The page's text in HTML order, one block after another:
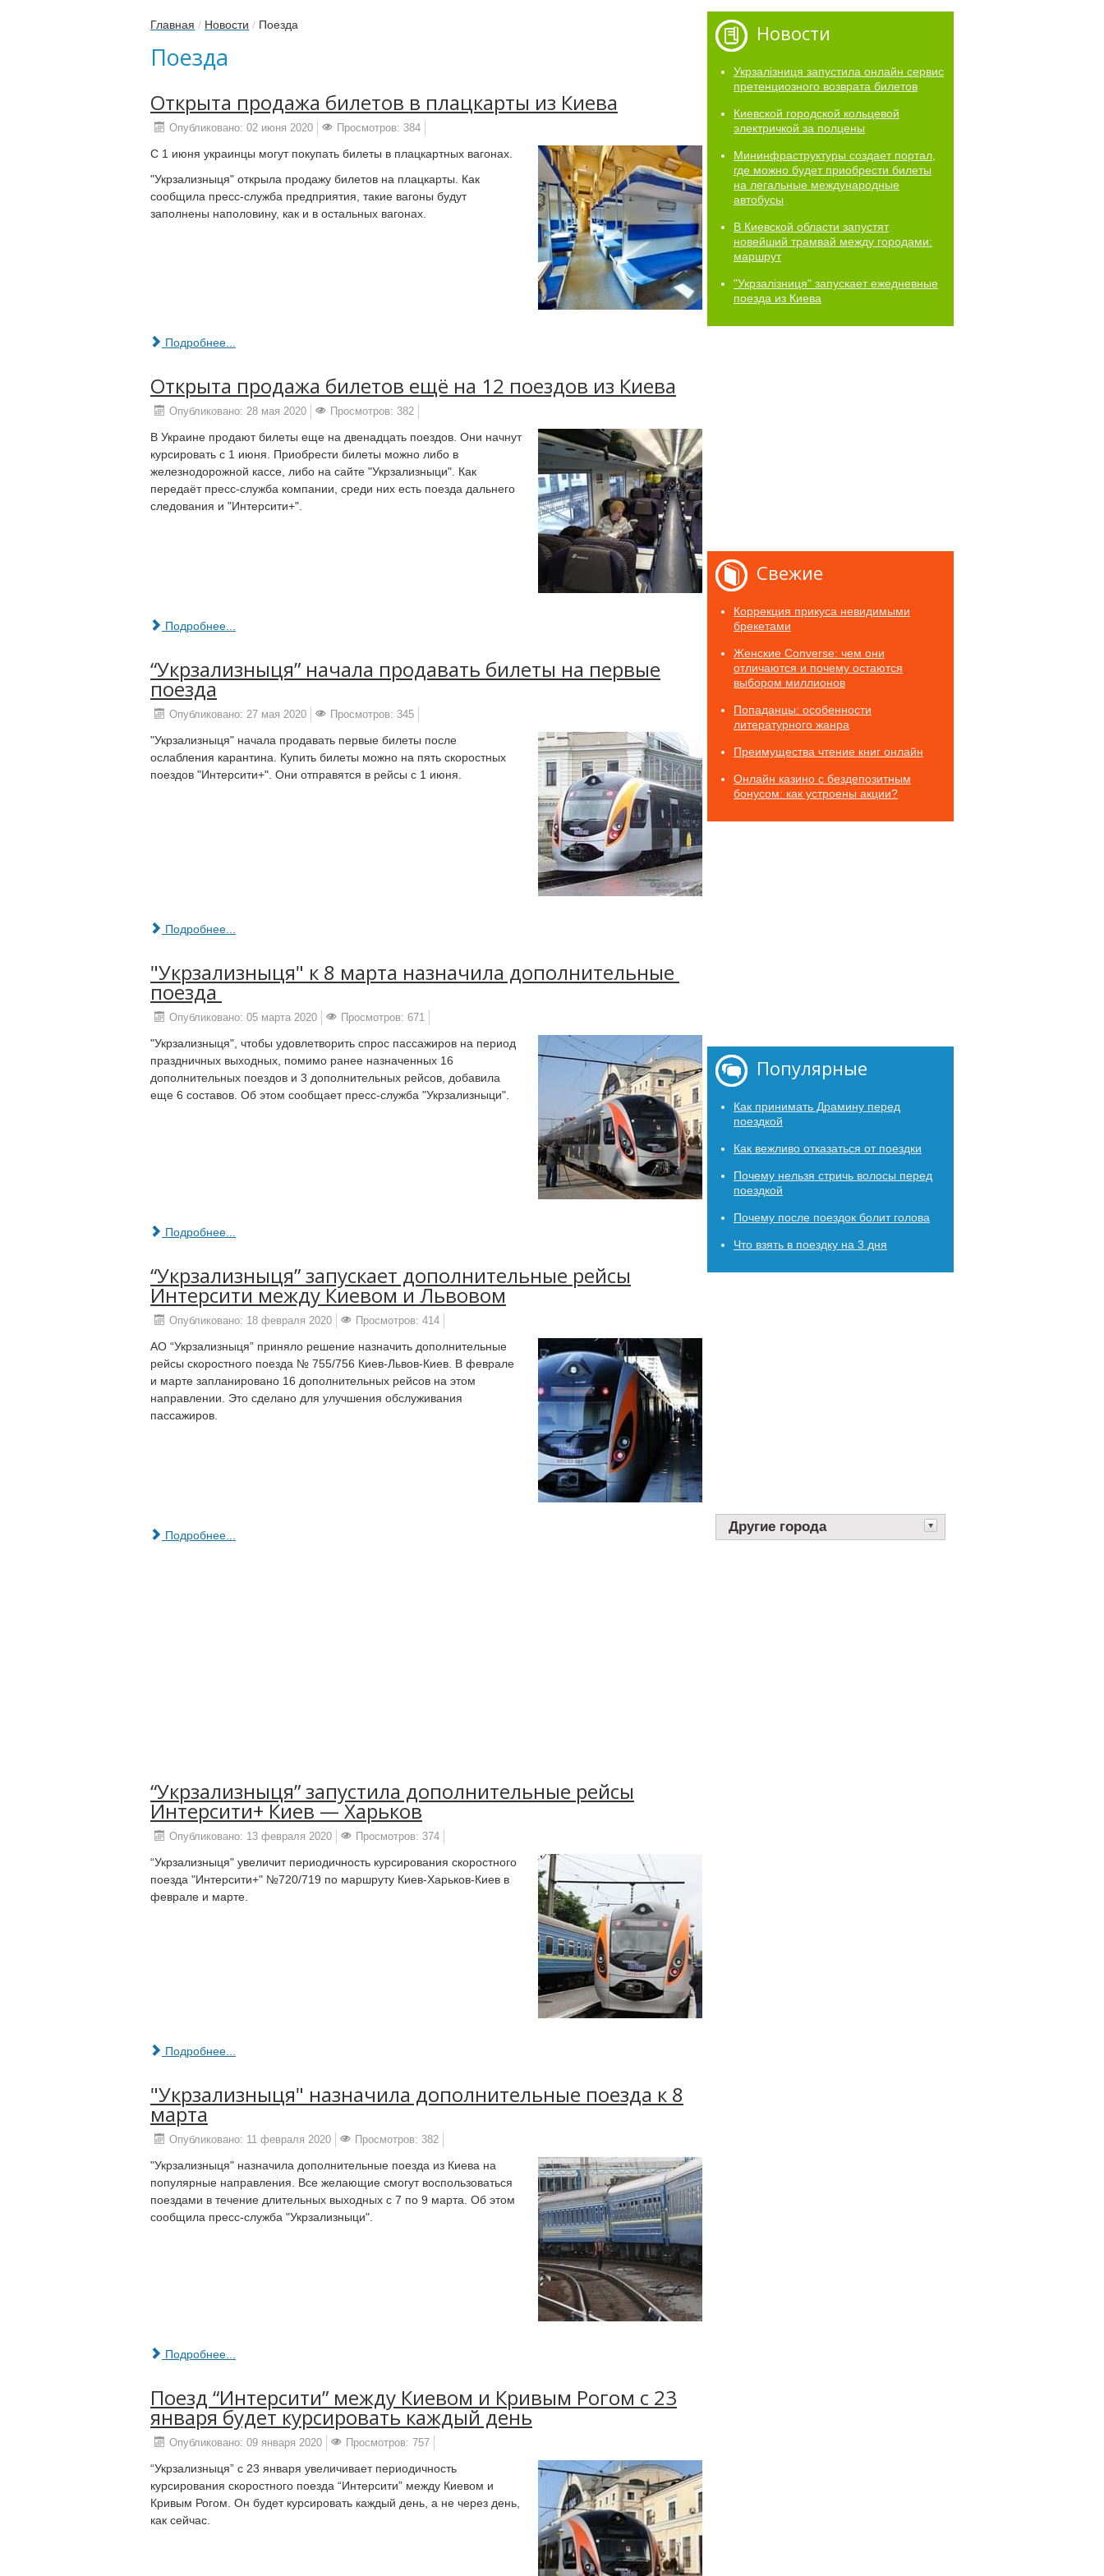
Главная / Новости / Поезда
Поезда
Открыта продажа билетов в плацкарты из Киева
Опубликовано: 02 июня 2020 Просмотров: 384
С 1 июня украинцы могут покупать билеты в плацкартных вагонах.
"Укрзализныця" открыла продажу билетов на плацкарты. Как
сообщила пресс-служба предприятия, такие вагоны будут
заполнены наполовину, как и в остальных вагонах.
Подробнее...
Открыта продажа билетов ещё на 12 поездов из Киева
Опубликовано: 28 мая 2020 Просмотров: 382
В Украине продают билеты еще на двенадцать поездов. Они начнут
курсировать с 1 июня. Приобрести билеты можно либо в
железнодорожной кассе, либо на сайте "Укрзализныци". Как
передаёт пресс-служба компании, среди них есть поезда дальнего
следования и "Интерсити+".
Подробнее...
“Укрзализныця” начала продавать билеты на первые
поезда
Опубликовано: 27 мая 2020 Просмотров: 345
"Укрзализныця" начала продавать первые билеты после
ослабления карантина. Купить билеты можно на пять скоростных
поездов "Интерсити+". Они отправятся в рейсы с 1 июня.
Подробнее...
"Укрзализныця"‌ ‌к 8 марта назначила‌ ‌дополнительные‌ ‌
поезда‌ ‌
Опубликовано: 05 марта 2020 Просмотров: 671
"Укрзализныця", чтобы удовлетворить спрос пассажиров на период
праздничных выходных, помимо ранее назначенных 16
дополнительных поездов и 3 дополнительных рейсов, добавила
еще 6 составов. Об этом сообщает пресс-служба "Укрзализныци".
Подробнее...
“Укрзализныця” запускает дополнительные рейсы
Интерсити между Киевом и Львовом
Опубликовано: 18 февраля 2020 Просмотров: 414
АО “Укрзализныця” приняло решение назначить дополнительные
рейсы скоростного поезда № 755/756 Киев-Львов-Киев. В феврале
и марте запланировано 16 дополнительных рейсов на этом
направлении. Это сделано для улучшения обслуживания
пассажиров.
Подробнее...
“Укрзализныця” запустила дополнительные рейсы
Интерсити+ Киев — Харьков
Опубликовано: 13 февраля 2020 Просмотров: 374
“Укрзализныця" увеличит периодичность курсирования скоростного
поезда "Интерсити+" №720/719 по маршруту Киев-Харьков-Киев в
феврале и марте.
Подробнее...
"Укрзализныця" назначила дополнительные поезда к 8
марта
Опубликовано: 11 февраля 2020 Просмотров: 382
"Укрзализныця" назначила дополнительные поезда из Киева на
популярные направления. Все желающие смогут воспользоваться
поездами в течение длительных выходных с 7 по 9 марта. Об этом
сообщила пресс-служба "Укрзализныци".
Подробнее...
Поезд “Интерсити” между Киевом и Кривым Рогом с 23
января будет курсировать каждый день
Опубликовано: 09 января 2020 Просмотров: 757
“Укрзализныця” с 23 января увеличивает периодичность
курсирования скоростного поезда “Интерсити” между Киевом и
Кривым Рогом. Он будет курсировать каждый день, а не через день,
как сейчас.
Новости
Укрзалізниця запустила онлайн сервис
претенциозного возврата билетов
Киевской городской кольцевой
электричкой за полцены
Мининфраструктуры создает портал,
где можно будет приобрести билеты
на легальные международные
автобусы
В Киевской области запустят
новейший трамвай между городами:
маршрут
"Укрзалізниця" запускает ежедневные
поезда из Киева
Свежие
Коррекция прикуса невидимыми
брекетами
Женские Converse: чем они
отличаются и почему остаются
выбором миллионов
Попаданцы: особенности
литературного жанра
Преимущества чтение книг онлайн
Онлайн казино с бездепозитным
бонусом: как устроены акции?
Популярные
Как принимать Драмину перед
поездкой
Как вежливо отказаться от поездки
Почему нельзя стричь волосы перед
поездкой
Почему после поездок болит голова
Что взять в поездку на 3 дня
Другие города